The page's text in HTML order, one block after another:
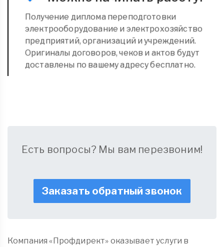
Получение диплома переподготовки
электрооборудование и электрохозяйство
предприятий, организаций и учреждений.
Оригиналы договоров, чеков и актов будут
доставлены по вашему адресу бесплатно.
Есть вопросы? Мы вам перезвоним!
Заказать обратный звонок
Компания «Профдирект» оказывает услуги в